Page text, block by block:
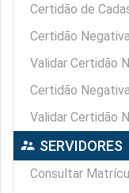
Certidão de
Certidão
Validar Certidão
Certidão
Validar Certidão
supervisor_account SERVIDORES
Consultar